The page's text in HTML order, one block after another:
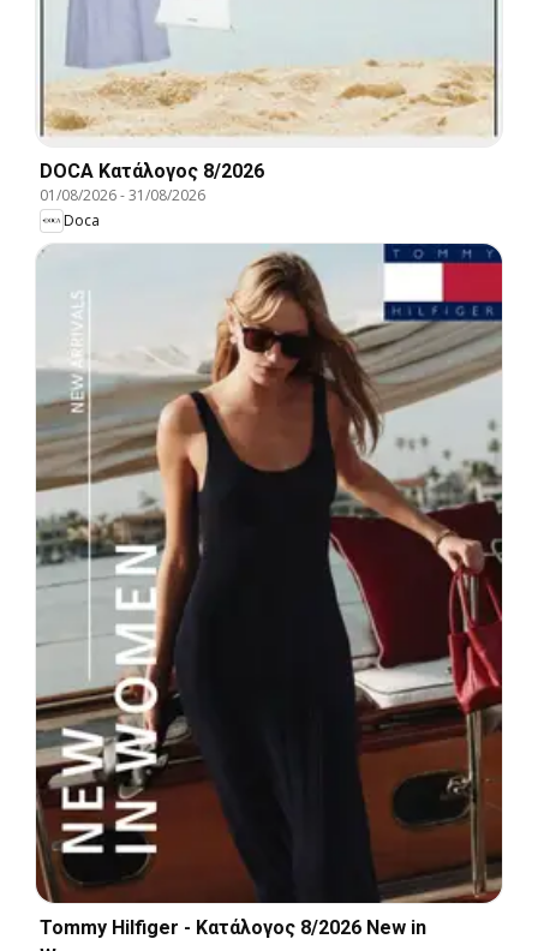
DOCA Kατάλογος 8/2026
01/08/2026-31/08/2026
Doca
Tommy Hilfiger - Kατάλογος 8/2026 New in